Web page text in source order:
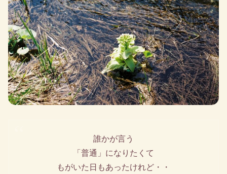
誰かが言う
「普通」になりたくて
もがいた日もあったけれど・・